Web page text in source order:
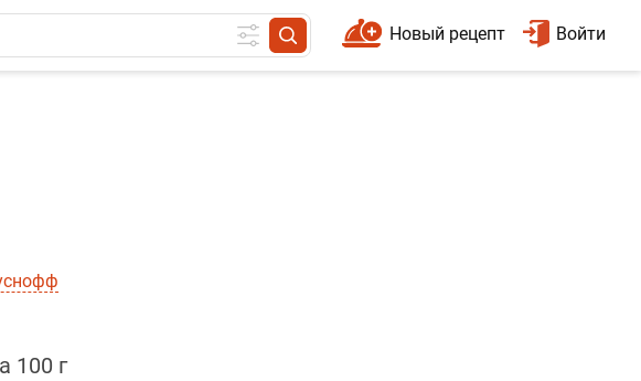
Войти
Новый рецепт
100 г